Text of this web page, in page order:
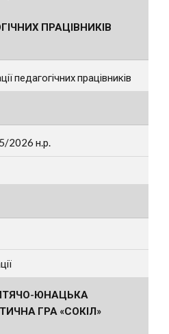
ПРАЦІВНИКІВ
педагогічних працівників
2026 н.р.
ЮНАЦЬКА
ГРА «СОКІЛ»